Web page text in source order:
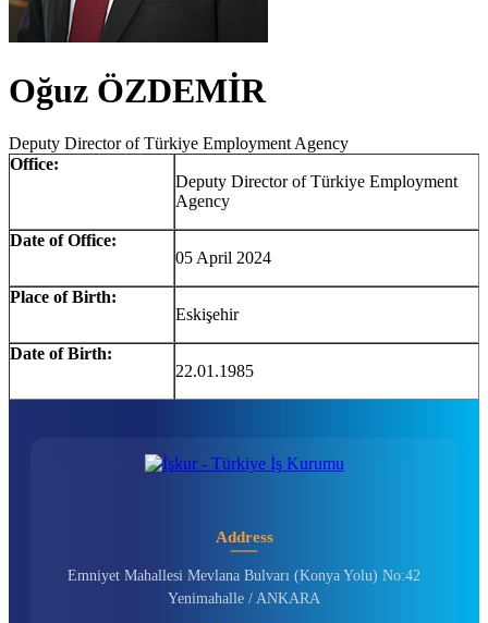
Oğuz ÖZDEMİR
Deputy Director of Türkiye Employment Agency
Office:
Deputy Director of Türkiye Employment
Agency
Date of Office:
05 April 2024
Place of Birth:
Eskişehir
Date of Birth:
22.01.1985
Address
Emniyet Mahallesi Mevlana Bulvarı (Konya Yolu) No:42
Yenimahalle / ANKARA